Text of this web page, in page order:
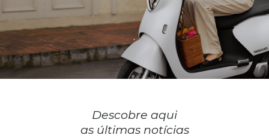
Descobre aqui
as últimas notícias